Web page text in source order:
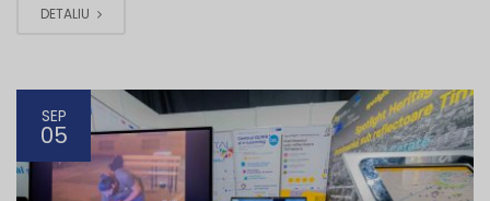
DETALIU
SEP
05